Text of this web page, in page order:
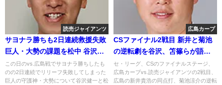
読売ジャイアンツ
サヨナラ勝ちも2日連続救援失敗
巨人・大勢の課題を松中 谷沢が
解説
この日のvs.広島戦でサヨナラ勝ちしたも
のの2日連続でリリーフ失敗してしまった
巨人の守護神・大勢について谷沢健一と松
広島カープ
CSファイナル2戦目 新井と菊池
の逆転劇を谷沢、笘篠らが語る
2018年10月18日
セ・リーグ、CSのファイナルステージ、
広島カープvs.読売ジャイアンツの2戦目、
広島の新井貴浩の同点打、菊池涼介の逆転